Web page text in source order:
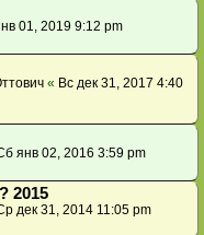
01, 2019 9:12 pm
« Вс дек 31, 2017 4:40
янв 02, 2016 3:59 pm
2015
дек 31, 2014 11:05 pm